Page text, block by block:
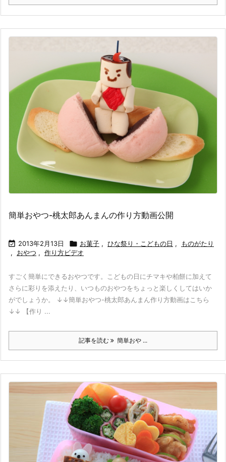
簡単おやつ-桃太郎あんまんの作り方動画公開
 2013年2月13日  お菓子 , ひな祭り・こどもの日 ,
ものがたり
,
おやつ , 作り方ビデオ
すごく簡単にできるおやつです。こどもの日にチマキや柏餅に加えて
さらに彩りを添えたり、いつものおやつをちょっと楽しくしてはいか
がでしょうか。 ↓↓簡単おやつ-桃太郎あんまん作り方動画はこちら
↓↓ 【作り ...
記事を読む 簡単おや ...